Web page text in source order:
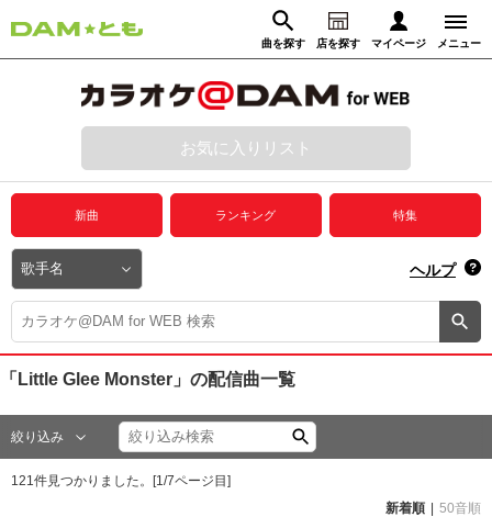
曲を探す 店を探す マイページ メニュー
動画からさがす 録音からさがす
ログイン
プレミアムサービス
DAM★とも動画
DAM★とも録音
カラオケ＠DAM
ユーザー検索
お気に入りリスト
新曲 ランキング 特集
ヘルプ
「Little Glee Monster」 の配信曲一覧
絞り込み
121 件見つかりました。[1 /7ページ目]
新着順
50音順